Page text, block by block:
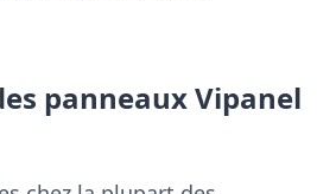
panneaux Vipanel